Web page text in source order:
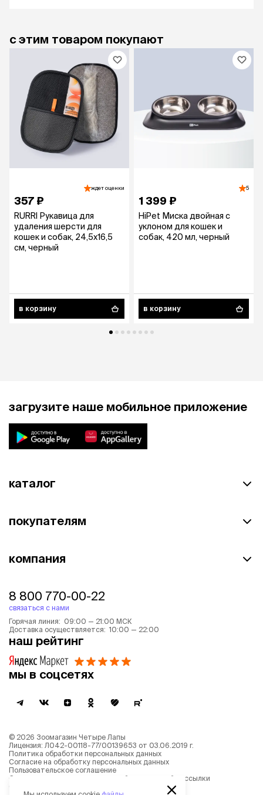
с этим товаром покупают
ждет оценки
357 ₽
RURRI Рукавица для
удаления шерсти для
кошек и собак, 24,5х16,5
см, черный
в корзину
5
1 399 ₽
HiPet Миска двойная с
уклоном для кошек и
собак, 420 мл, черный
в корзину
загрузите наше мобильное приложение
каталог
покупателям
компания
8 800 770-00-22
связаться с нами
Горячая линия: 09:00 — 21:00 МСК
Доставка осуществляется: 10:00 — 22:00
наш рейтинг
мы в соцсетях
© 2026 Зоомагазин Четыре Лапы
Лицензия: Л042-00118-77/00139653 от 03.06.2019 г.
Политика обработки персональных данных
Согласие на обработку персональных данных
Пользовательское соглашение
Согласие на получение новостной и рекламной рассылки
Описание рекомендательных алгоритмов